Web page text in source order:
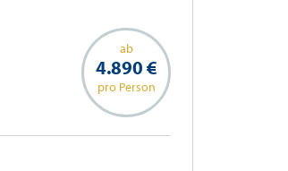
ab
4.890 €
pro Person